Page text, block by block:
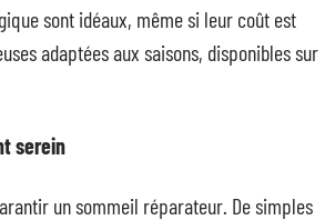
sont idéaux, même si leur coût est
adaptées aux saisons, disponibles sur
serein
un sommeil réparateur. De simples